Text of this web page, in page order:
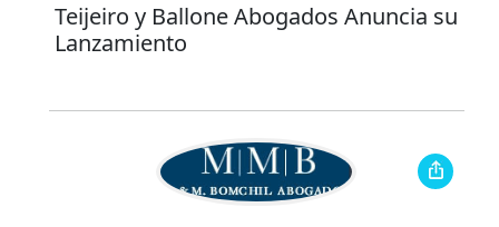
Teijeiro y Ballone Abogados Anuncia su
Lanzamiento